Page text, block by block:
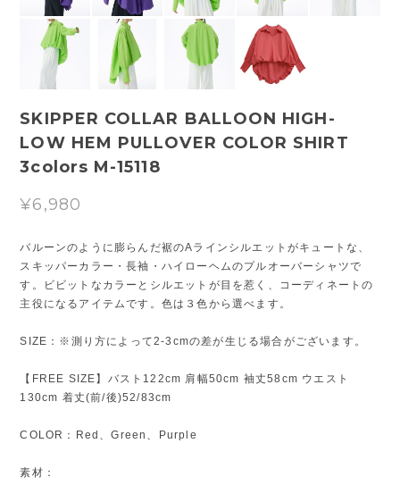
SKIPPER COLLAR BALLOON HIGH-
LOW HEM PULLOVER COLOR SHIRT
3colors M-15118
¥6,980
バルーンのように膨らんだ裾のAラインシルエットがキュートな、
スキッパーカラー・長袖・ハイローヘムのプルオーバーシャツで
す。ビビットなカラーとシルエットが目を惹く、コーディネートの
主役になるアイテムです。色は３色から選べます。
SIZE：※測り方によって2-3cmの差が生じる場合がございます。
【FREE SIZE】バスト122cm 肩幅50cm 袖丈58cm ウエスト
130cm 着丈(前/後)52/83cm
COLOR：Red、Green、Purple
素材：